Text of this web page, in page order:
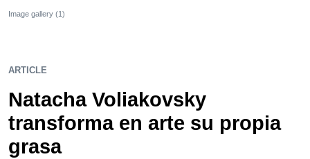
Image gallery (1)
ARTICLE
Natacha Voliakovsky
transforma en arte su propia
grasa